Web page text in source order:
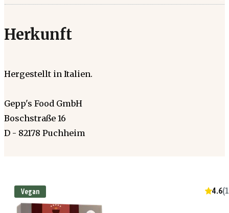
Herkunft
Hergestellt in Italien.
Gepp's Food GmbH
Boschstraße 16
D - 82178 Puchheim
Vegan 4.6(